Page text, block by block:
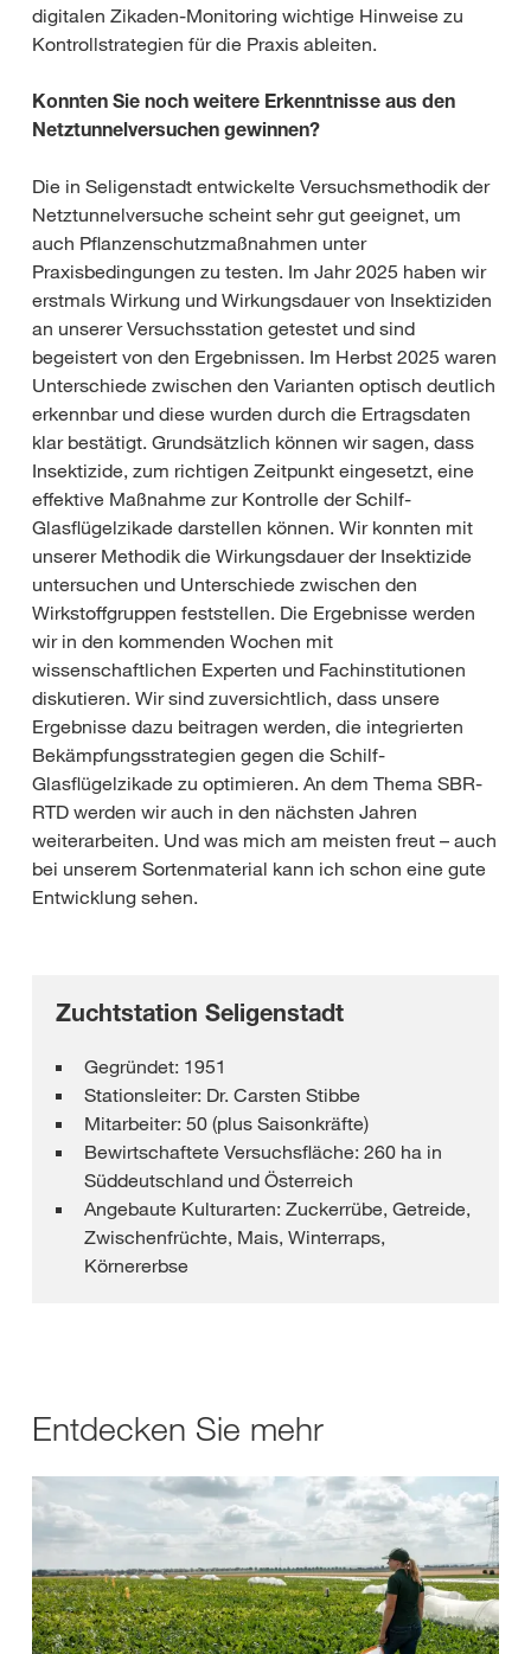
digitalen Zikaden-Monitoring wichtige Hinweise zu
Kontrollstrategien für die Praxis ableiten.
Konnten Sie noch weitere Erkenntnisse aus den
Netztunnelversuchen gewinnen?
Die in Seligenstadt entwickelte Versuchsmethodik der
Netztunnelversuche scheint sehr gut geeignet, um
auch Pflanzenschutzmaßnahmen unter
Praxisbedingungen zu testen. Im Jahr 2025 haben wir
erstmals Wirkung und Wirkungsdauer von Insektiziden
an unserer Versuchsstation getestet und sind
begeistert von den Ergebnissen. Im Herbst 2025 waren
Unterschiede zwischen den Varianten optisch deutlich
erkennbar und diese wurden durch die Ertragsdaten
klar bestätigt. Grundsätzlich können wir sagen, dass
Insektizide, zum richtigen Zeitpunkt eingesetzt, eine
effektive Maßnahme zur Kontrolle der Schilf-
Glasflügelzikade darstellen können. Wir konnten mit
unserer Methodik die Wirkungsdauer der Insektizide
untersuchen und Unterschiede zwischen den
Wirkstoffgruppen feststellen. Die Ergebnisse werden
wir in den kommenden Wochen mit
wissenschaftlichen Experten und Fachinstitutionen
diskutieren. Wir sind zuversichtlich, dass unsere
Ergebnisse dazu beitragen werden, die integrierten
Bekämpfungsstrategien gegen die Schilf-
Glasflügelzikade zu optimieren. An dem Thema SBR-
RTD werden wir auch in den nächsten Jahren
weiterarbeiten. Und was mich am meisten freut – auch
bei unserem Sortenmaterial kann ich schon eine gute
Entwicklung sehen.
Zuchtstation Seligenstadt
Gegründet: 1951
Stationsleiter: Dr. Carsten Stibbe
Mitarbeiter: 50 (plus Saisonkräfte)
Bewirtschaftete Versuchsfläche: 260 ha in
Süddeutschland und Österreich
Angebaute Kulturarten: Zuckerrübe, Getreide,
Zwischenfrüchte, Mais, Winterraps,
Körnererbse
Entdecken Sie mehr